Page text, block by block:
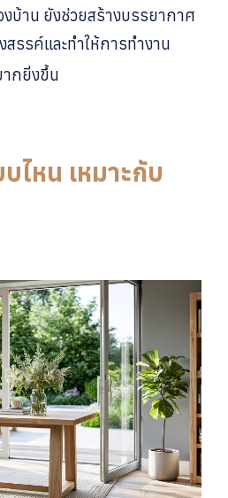
งบ้าน ยังช่วยสร้างบรรยากาศ
รรค์และทำให้การทำงาน
กยิ่งขึ้น
ไหน เหมาะกับ